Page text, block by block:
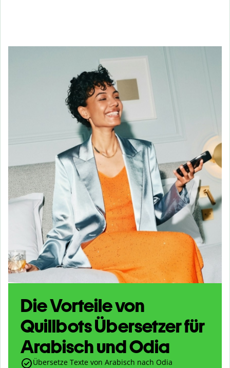
Die Vorteile von
Quillbots Übersetzer für
Arabisch und Odia
Übersetze Texte von Arabisch nach Odia